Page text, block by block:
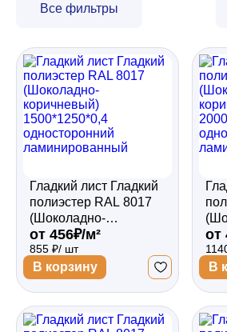
Забор
Кровля
Водосточная система
Профили для
Дача и сад
Другие товары
Все фильтры
Гладкий лист Гладкий
полиэстер RAL 8017
(Шоколадно-
коричневый)
1500*1250*0,4
односторонний
ламинированный
от 456₽/м²
855 ₽/ шт
В корзину
от
В